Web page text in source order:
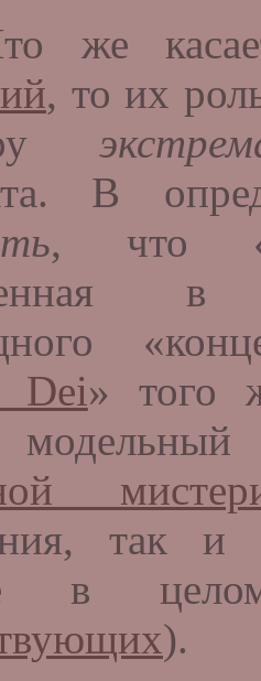
, то их
В
, что
в
Dei» того
так
в
).